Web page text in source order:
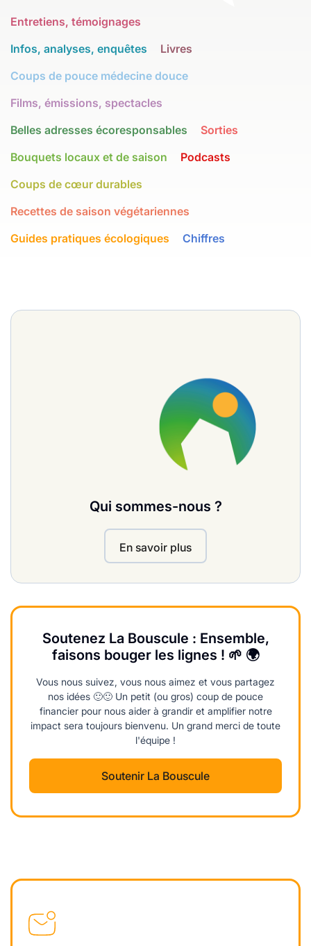
Entretiens, témoignages
Infos, analyses, enquêtes
Livres
Coups de pouce médecine douce
Films, émissions, spectacles
Belles adresses écoresponsables
Sorties
Bouquets locaux et de saison
Podcasts
Coups de cœur durables
Recettes de saison végétariennes
Guides pratiques écologiques
Chiffres
Qui sommes-nous ?
En savoir plus
Soutenez La Bouscule : Ensemble,
faisons bouger les lignes ! 🌱 🌍
Vous nous suivez, vous nous aimez et vous partagez
nos idées 🙂🙂 Un petit (ou gros) coup de pouce
financier pour nous aider à grandir et amplifier notre
impact sera toujours bienvenu. Un grand merci de toute
l'équipe !
Soutenir La Bouscule